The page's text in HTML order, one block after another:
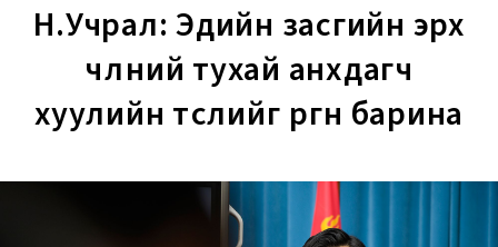
Н.Учрал: Эдийн засгийн эрх
чөлөөний тухай анхдагч
хуулийн төслийг өргөн барина